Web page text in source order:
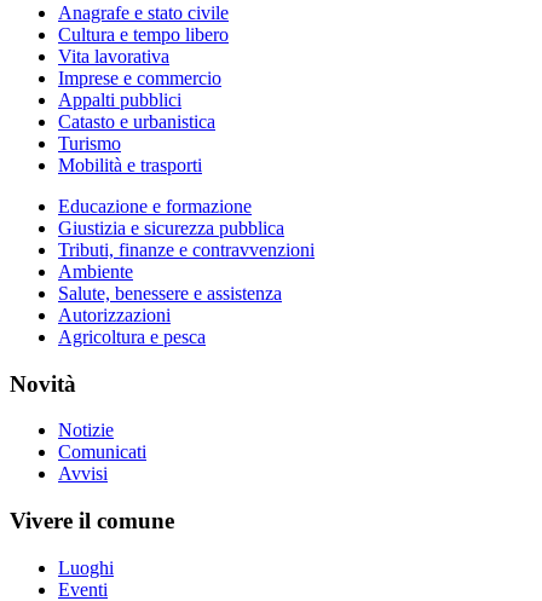
Anagrafe e stato civile
Cultura e tempo libero
Vita lavorativa
Imprese e commercio
Appalti pubblici
Catasto e urbanistica
Turismo
Mobilità e trasporti
Educazione e formazione
Giustizia e sicurezza pubblica
Tributi, finanze e contravvenzioni
Ambiente
Salute, benessere e assistenza
Autorizzazioni
Agricoltura e pesca
Novità
Notizie
Comunicati
Avvisi
Vivere il comune
Luoghi
Eventi